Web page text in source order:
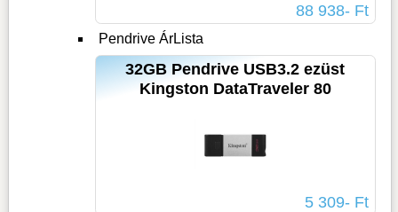
88 938- Ft
Pendrive ÁrLista
32GB Pendrive USB3.2 ezüst
Kingston DataTraveler 80
5 309- Ft